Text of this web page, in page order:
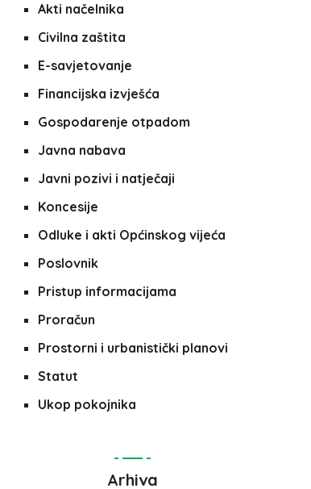
Akti načelnika
Civilna zaštita
E-savjetovanje
Financijska izvješća
Gospodarenje otpadom
Javna nabava
Javni pozivi i natječaji
Koncesije
Odluke i akti Općinskog vijeća
Poslovnik
Pristup informacijama
Proračun
Prostorni i urbanistički planovi
Statut
Ukop pokojnika
Arhiva